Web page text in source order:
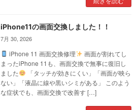
iPhone11の画面交換しました！！
7月 30, 2026
iPhone 11 画面交換修理
画面が割れてし
まったiPhone 11も、画面交換で無事に復旧し
ました
「タッチが効きにくい」「画面が映ら
ない」「液晶に線や黒いシミがある」 このよう
な症状でも、画面交換で改善す […]